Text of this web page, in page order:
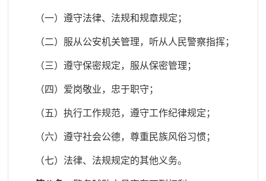
（一）遵守法律、法规和规章规定；
（二）服从公安机关管理，听从人民警察指挥；
（三）遵守保密规定，服从保密管理；
（四）爱岗敬业，忠于职守；
（五）执行工作规范，遵守工作纪律规定；
（六）遵守社会公德，尊重民族风俗习惯；
（七）法律、法规规定的其他义务。